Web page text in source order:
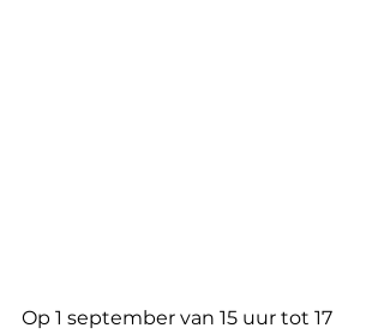
Op 1 september van 15 uur tot 17